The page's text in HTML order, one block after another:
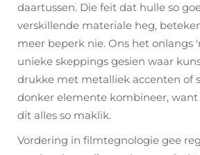
daartussen. Die feit dat hulle so
verskillende materiale heg,
meer beperk nie. Ons het onlangs
unieke skeppings gesien waar
drukke met metalliek accenten of
donker elemente kombineer,
dit alles so maklik.
Vordering in filmtegnologie gee